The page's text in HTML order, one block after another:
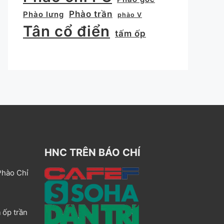
Phào lưng
Phào trần phào V
Tân cổ điển tấm ốp
Chỉ
ốp trần
HNC TRÊN BÁO CHÍ